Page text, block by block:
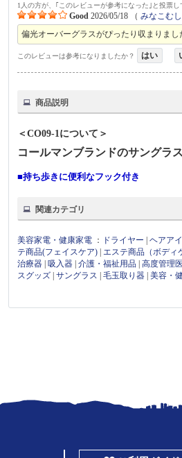
1人の方が、｢このレビューが参考になった｣と投票し
Good 2026/05/18 （みなこむし
偏光オーバーグラスがぴったり収まりま
このレビューは参考になりましたか？ はい
商品説明
＜CO09-1について＞
コールマンブランドのサングラ
■持ち歩きに便利なフック付き
関連カテゴリ
美容家電・健康家電 ： ドライヤー |ヘアア
テ商品(フェイスケア)
エステ商品（ボディ
治療器 |吸入器 |介護・福祉用品 |高度管理
スグッズ |サングラス |毛玉取り器 |美容・